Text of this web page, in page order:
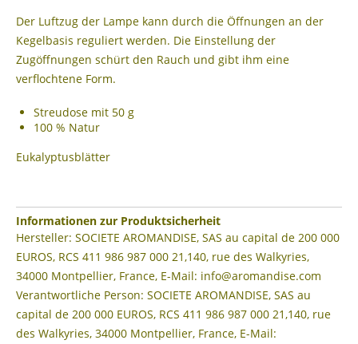
Der Luftzug der Lampe kann durch die Öffnungen an der
Kegelbasis reguliert werden. Die Einstellung der
Zugöffnungen schürt den Rauch und gibt ihm eine
verflochtene Form.
Streudose mit 50 g
100 % Natur
Eukalyptusblätter
Informationen zur Produktsicherheit
Hersteller: SOCIETE AROMANDISE, SAS au capital de 200 000
EUROS, RCS 411 986 987 000 21,140, rue des Walkyries,
34000 Montpellier, France, E-Mail: info@aromandise.com
Verantwortliche Person: SOCIETE AROMANDISE, SAS au
capital de 200 000 EUROS, RCS 411 986 987 000 21,140, rue
des Walkyries, 34000 Montpellier, France, E-Mail: